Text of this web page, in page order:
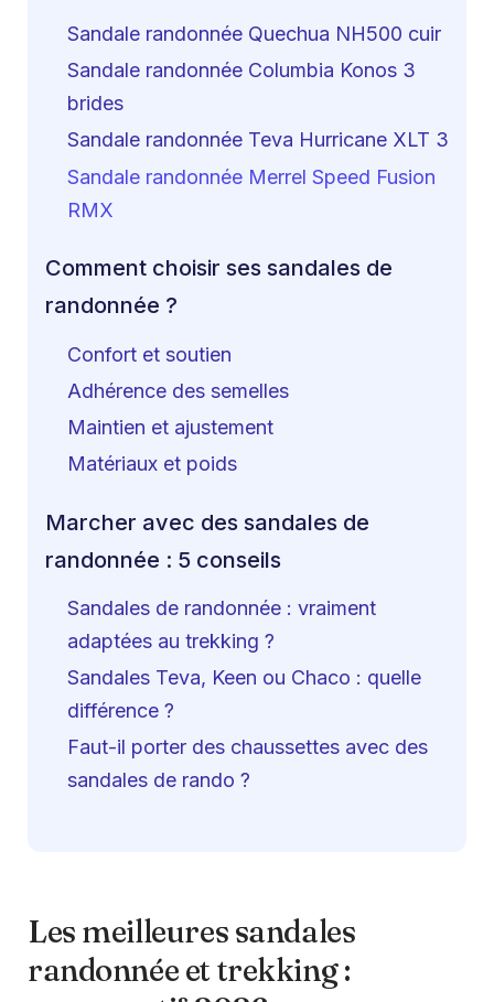
Sandale randonnée Quechua NH500 cuir
Sandale randonnée Columbia Konos 3
brides
Sandale randonnée Teva Hurricane XLT 3
Sandale randonnée Merrel Speed Fusion
RMX
Comment choisir ses sandales de
randonnée ?
Confort et soutien
Adhérence des semelles
Maintien et ajustement
Matériaux et poids
Marcher avec des sandales de
randonnée : 5 conseils
Sandales de randonnée : vraiment
adaptées au trekking ?
Sandales Teva, Keen ou Chaco : quelle
différence ?
Faut-il porter des chaussettes avec des
sandales de rando ?
Les meilleures sandales
randonnée et trekking :